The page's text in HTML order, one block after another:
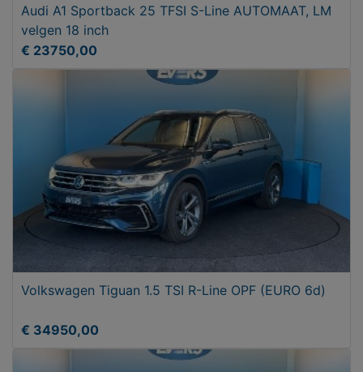
Audi A1 Sportback 25 TFSI S-Line AUTOMAAT, LM
velgen 18 inch
€ 23750,00
Volkswagen Tiguan 1.5 TSI R-Line OPF (EURO 6d)
€ 34950,00